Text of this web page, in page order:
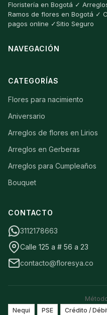
Floristería en Bogotá ✓
Ramos de flores en Bogotá ✓
pagos online ✓Sitio Seguro
NAVEGACIÓN
CATEGORÍAS
Flores para nacimiento
Aniversario
Arreglos de flores en Lirios
Arreglos en Gerberas
Arreglos para Cumpleaños
Bouquet
CONTACTO
3112178663
Calle 125 a # 56 a 23
contacto@floresya.co
Nequi
PSE Crédito /